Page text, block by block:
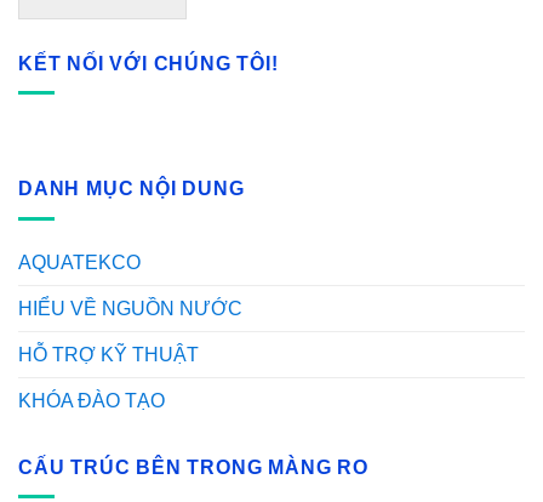
KẾT NỐI VỚI CHÚNG TÔI!
DANH MỤC NỘI DUNG
AQUATEKCO
HIỂU VỀ NGUỒN NƯỚC
HỖ TRỢ KỸ THUẬT
KHÓA ĐÀO TẠO
CẤU TRÚC BÊN TRONG MÀNG RO